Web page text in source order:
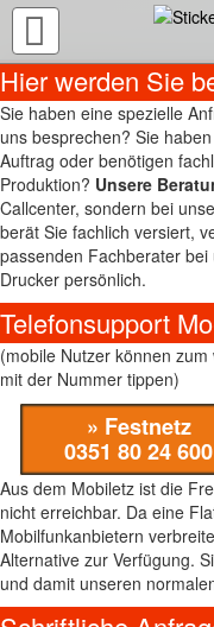
TOGGLE
Hier werden Sie
Sie haben eine spezielle
uns besprechen? Sie
Auftrag oder benötigen
Produktion? Unsere
Callcenter, sondern bei
berät Sie fachlich versiert,
passenden Fachberater
Drucker persönlich.
Telefonsupport
(mobile Nutzer können
mit der Nummer tippen)
» Festnetz
0351 80 24 600
Aus dem Mobiletz ist die
nicht erreichbar. Da eine
Mobilfunkanbietern
Alternative zur Verfügung.
und damit unseren